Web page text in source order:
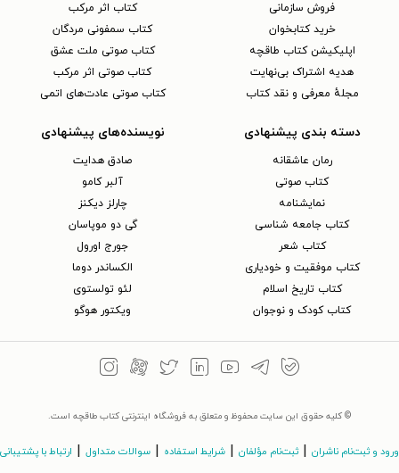
فروش سازمانی
خرید کتابخوان
اپلیکیشن کتاب طاقچه
هدیه اشتراک بی‌نهایت
مجلهٔ معرفی و نقد کتاب
کتاب اثر مرکب
کتاب سمفونی مردگان
کتاب صوتی ملت عشق
کتاب صوتی اثر مرکب
کتاب صوتی عادت‌های اتمی
دسته بندی پیشنهادی
رمان عاشقانه
کتاب‌ صوتی
نمایشنامه
کتاب جامعه شناسی
کتاب شعر
کتاب موفقیت و خودیاری
کتاب تاریخ اسلام
کتاب کودک و نوجوان
نویسنده‌های پیشنهادی
صادق هدایت
آلبر کامو
چارلز دیکنز
گی دو موپاسان
جورج اورول
الکساندر دوما
لئو تولستوی
ویکتور هوگو
© کلیه حقوق این سایت محفوظ و متعلق به فروشگاه اینترنتی کتاب طاقچه است.
ورود و ثبت‌نام ناشران ثبت‌نام مؤلفان شرایط استفاده سوالات متداول ارتباط با پشتیبانی